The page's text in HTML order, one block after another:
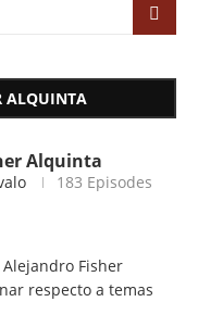
ALQUINTA
Alquinta
183 Episodes
Fisher
respecto a temas